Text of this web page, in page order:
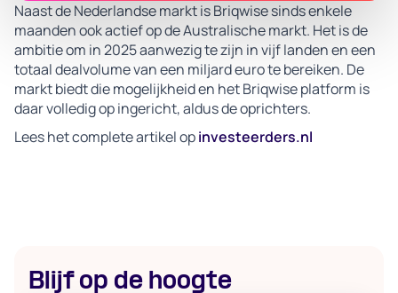
Naast de Nederlandse markt is Briqwise sinds enkele
maanden ook actief op de Australische markt. Het is de
ambitie om in 2025 aanwezig te zijn in vijf landen en een
totaal dealvolume van een miljard euro te bereiken. De
markt biedt die mogelijkheid en het Briqwise platform is
daar volledig op ingericht, aldus de oprichters.
Lees het complete artikel opinvesteerders.nl
Blijf op de hoogte